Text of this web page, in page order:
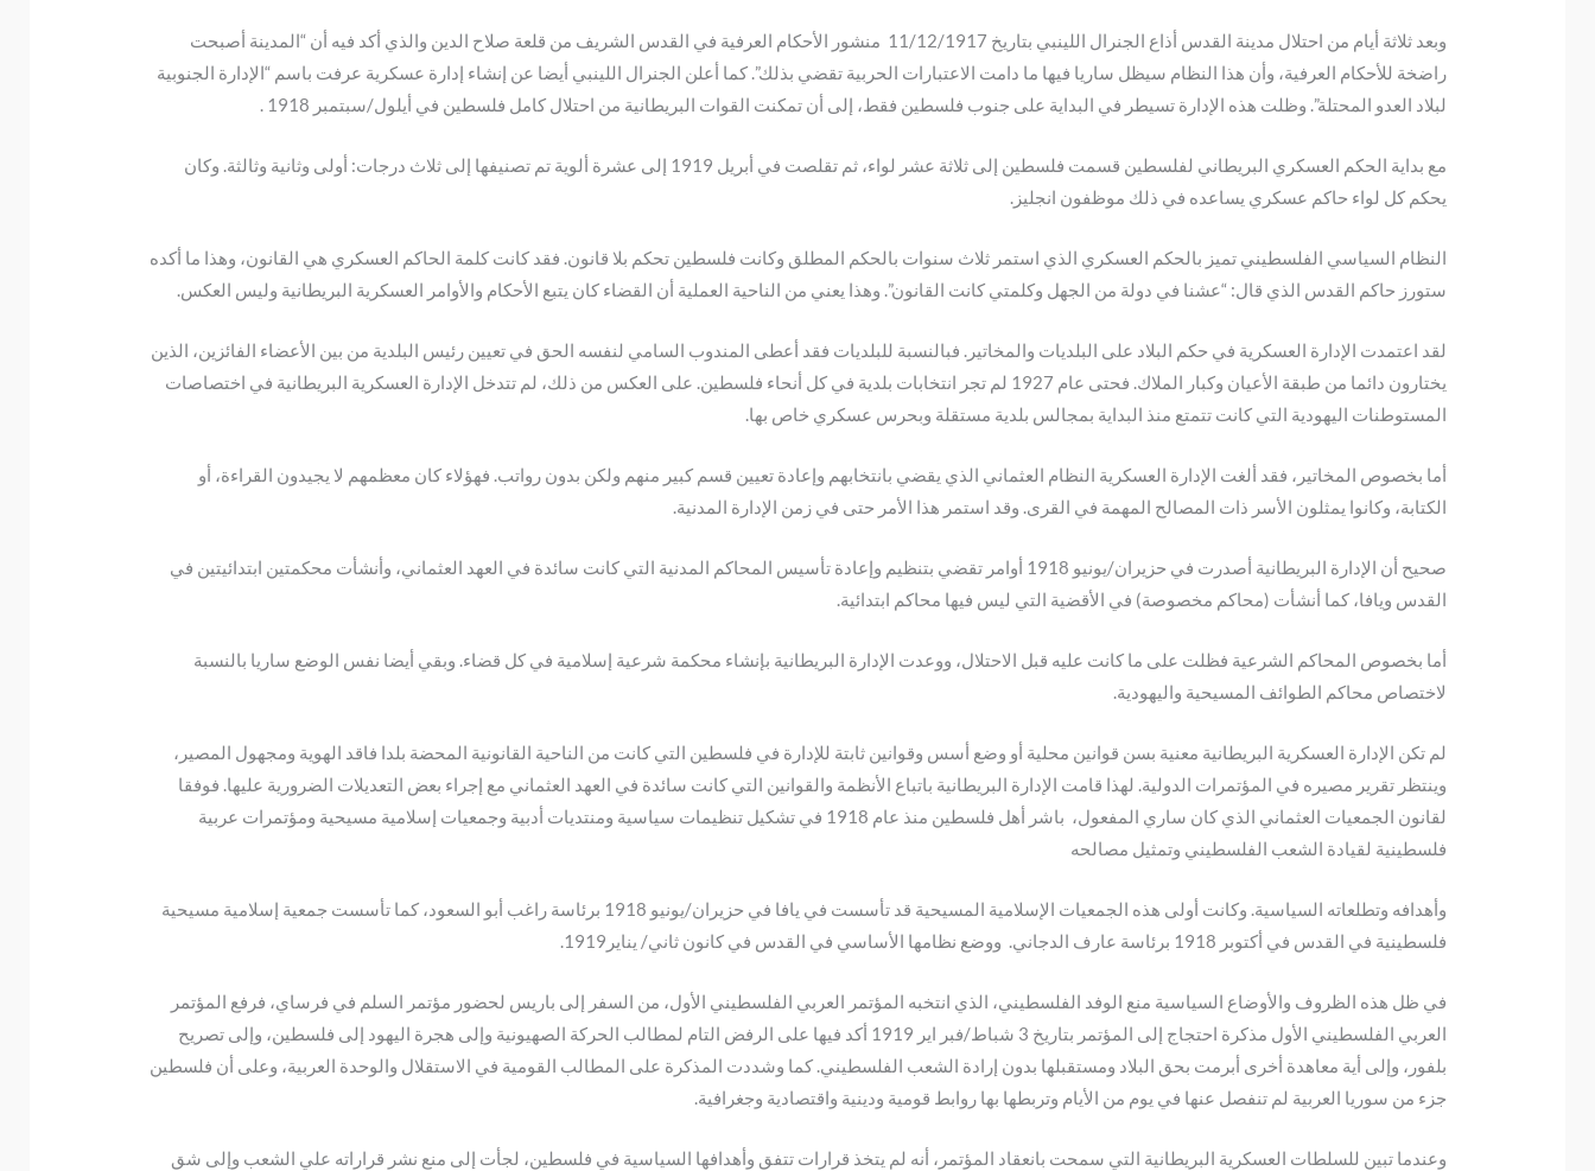
وبعد ثلاثة أيام من احتلال مدينة القدس أذاع الجنرال اللينبي بتاريخ 11/12/1917 منشور الأحكام العرفية في القدس الشريف من قلعة صلاح الدين والذي أكد فيه أن “المدينة أصبحت
راضخة للأحكام العرفية، وأن هذا النظام سيظل ساريا فيها ما دامت الاعتبارات الحربية تقضي بذلك”. كما أعلن الجنرال اللينبي أيضا عن إنشاء إدارة عسكرية عرفت باسم “الإدارة الجنوبية
لبلاد العدو المحتلة”. وظلت هذه الإدارة تسيطر في البداية على جنوب فلسطين فقط، إلى أن تمكنت القوات البريطانية من احتلال كامل فلسطين في أيلول/سبتمبر 1918 .
مع بداية الحكم العسكري البريطاني لفلسطين قسمت فلسطين إلى ثلاثة عشر لواء، ثم تقلصت في أبريل 1919 إلى عشرة ألوية تم تصنيفها إلى ثلاث درجات: أولى وثانية وثالثة. وكان
يحكم كل لواء حاكم عسكري يساعده في ذلك موظفون انجليز.
النظام السياسي الفلسطيني تميز بالحكم العسكري الذي استمر ثلاث سنوات بالحكم المطلق وكانت فلسطين تحكم بلا قانون. فقد كانت كلمة الحاكم العسكري هي القانون، وهذا ما أكده
ستورز حاكم القدس الذي قال: “عشنا في دولة من الجهل وكلمتي كانت القانون”. وهذا يعني من الناحية العملية أن القضاء كان يتبع الأحكام والأوامر العسكرية البريطانية وليس العكس.
لقد اعتمدت الإدارة العسكرية في حكم البلاد على البلديات والمخاتير. فبالنسبة للبلديات فقد أعطى المندوب السامي لنفسه الحق في تعيين رئيس البلدية من بين الأعضاء الفائزين، الذين
يختارون دائما من طبقة الأعيان وكبار الملاك. فحتى عام 1927 لم تجر انتخابات بلدية في كل أنحاء فلسطين. على العكس من ذلك، لم تتدخل الإدارة العسكرية البريطانية في اختصاصات
المستوطنات اليهودية التي كانت تتمتع منذ البداية بمجالس بلدية مستقلة وبحرس عسكري خاص بها.
أما بخصوص المخاتير، فقد ألغت الإدارة العسكرية النظام العثماني الذي يقضي بانتخابهم وإعادة تعيين قسم كبير منهم ولكن بدون رواتب. فهؤلاء كان معظمهم لا يجيدون القراءة، أو
الكتابة، وكانوا يمثلون الأسر ذات المصالح المهمة في القرى. وقد استمر هذا الأمر حتى في زمن الإدارة المدنية.
صحيح أن الإدارة البريطانية أصدرت في حزيران/يونيو 1918 أوامر تقضي بتنظيم وإعادة تأسيس المحاكم المدنية التي كانت سائدة في العهد العثماني، وأنشأت محكمتين ابتدائيتين في
القدس ويافا، كما أنشأت (محاكم مخصوصة) في الأقضية التي ليس فيها محاكم ابتدائية.
أما بخصوص المحاكم الشرعية فظلت على ما كانت عليه قبل الاحتلال، ووعدت الإدارة البريطانية بإنشاء محكمة شرعية إسلامية في كل قضاء. وبقي أيضا نفس الوضع ساريا بالنسبة
لاختصاص محاكم الطوائف المسيحية واليهودية.
لم تكن الإدارة العسكرية البريطانية معنية بسن قوانين محلية أو وضع أسس وقوانين ثابتة للإدارة في فلسطين التي كانت من الناحية القانونية المحضة بلدا فاقد الهوية ومجهول المصير،
وينتظر تقرير مصيره في المؤتمرات الدولية. لهذا قامت الإدارة البريطانية باتباع الأنظمة والقوانين التي كانت سائدة في العهد العثماني مع إجراء بعض التعديلات الضرورية عليها. فوفقا
لقانون الجمعيات العثماني الذي كان ساري المفعول، باشر أهل فلسطين منذ عام 1918 في تشكيل تنظيمات سياسية ومنتديات أدبية وجمعيات إسلامية مسيحية ومؤتمرات عربية
فلسطينية لقيادة الشعب الفلسطيني وتمثيل مصالحه
وأهدافه وتطلعاته السياسية. وكانت أولى هذه الجمعيات الإسلامية المسيحية قد تأسست في يافا في حزيران/يونيو 1918 برئاسة راغب أبو السعود، كما تأسست جمعية إسلامية مسيحية
فلسطينية في القدس في أكتوبر 1918 برئاسة عارف الدجاني. ووضع نظامها الأساسي في القدس في كانون ثاني/ يناير1919.
في ظل هذه الظروف والأوضاع السياسية منع الوفد الفلسطيني، الذي انتخبه المؤتمر العربي الفلسطيني الأول، من السفر إلى باريس لحضور مؤتمر السلم في فرساي، فرفع المؤتمر
العربي الفلسطيني الأول مذكرة احتجاج إلى المؤتمر بتاريخ 3 شباط/فبر اير 1919 أكد فيها على الرفض التام لمطالب الحركة الصهيونية وإلى هجرة اليهود إلى فلسطين، وإلى تصريح
بلفور، وإلى أية معاهدة أخرى أبرمت بحق البلاد ومستقبلها بدون إرادة الشعب الفلسطيني. كما وشددت المذكرة على المطالب القومية في الاستقلال والوحدة العربية، وعلى أن فلسطين
جزء من سوريا العربية لم تنفصل عنها في يوم من الأيام وتربطها بها روابط قومية ودينية واقتصادية وجغرافية.
وعندما تبين للسلطات العسكرية البريطانية التي سمحت بانعقاد المؤتمر، أنه لم يتخذ قرارات تتفق وأهدافها السياسية في فلسطين، لجأت إلى منع نشر قراراته علي الشعب وإلى شق